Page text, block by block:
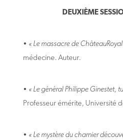
DEUXIÈME
• « Le massacre de
médecine. Auteur.
• « Le général Philippe Ginestet,
Professeur émérite, Université
• « Le mystère du charnier